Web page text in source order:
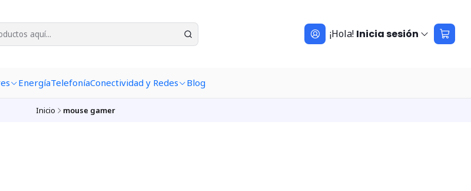
¡Hola! Inicia sesión
EnergíaTelefoníaConectividad y Redes Blog
Inicio mouse gamer